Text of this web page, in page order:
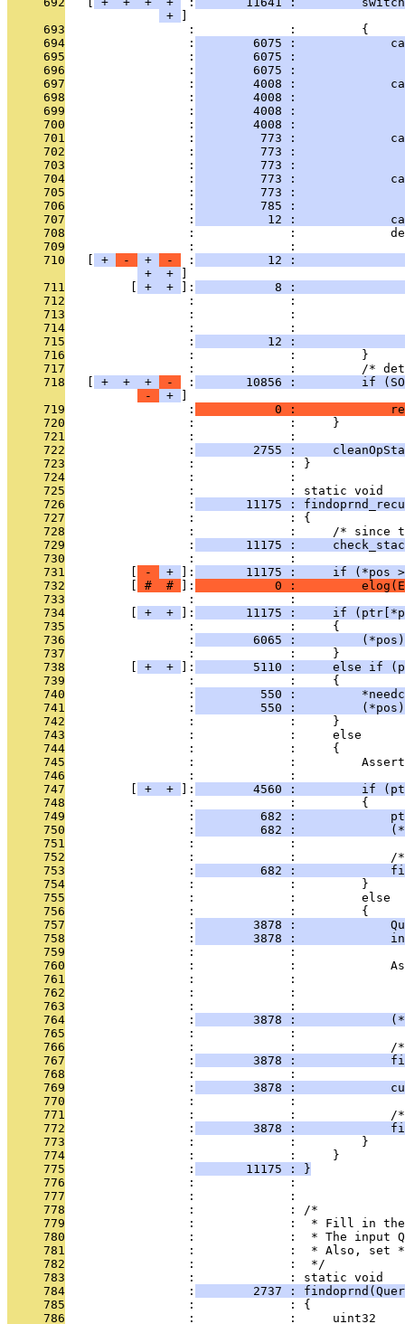
+
     693
                 :             :         {
     694
                 :
6075 :
     695
                 :
6075 :
     696
                 :
6075 :
     697
                 :
4008 :
     698
                 :
4008 :
     699
                 :
4008 :
     700
                 :
4008 :
     701
                 :
773 :
     702
                 :
773 :
     703
                 :
773 :
     704
                 :
773 :
     705
                 :
773 :
     706
                 :
785 :
     707
                 :
12 :
     708
:             :
     709
:             :
     710
+ - + - :
12 :
+
+
     711
+ + ]:
8 :
     712
:             :
     713
:             :
     714
:             :
     715
                 :
12 :
     716
                 :             :         }
     717
:             :         /*
     718
+ + + - :
10856 :         if
-
+
     719
                 :
0 :
     720
                 :             :     }
     721
                 :             :
     722
                 :
2755 :
     723
                 :             : }
     724
                 :             :
     725
                 :             : static void
     726
                 :
11175 :
     727
                 :             : {
     728
:             :     /* since
     729
                 :
11175 :
     730
                 :             :
     731
- + ]:
11175 :     if (*pos
     732
# # ]:
0 :
     733
                 :             :
     734
+ + ]:
11175 :     if
     735
                 :             :     {
     736
                 :
6065 :
     737
                 :             :     }
     738
+ + ]:
5110 :     else if
     739
                 :             :     {
     740
                 :
550 :
     741
                 :
550 :
     742
                 :             :     }
     743
                 :             :     else
     744
                 :             :     {
     745
:             :
     746
                 :             :
     747
+ + ]:
4560 :         if
     748
                 :             :         {
     749
                 :
682 :
     750
                 :
682 :
     751
                 :             :
     752
:             :             /
     753
                 :
682 :
     754
                 :             :         }
     755
                 :             :         else
     756
                 :             :         {
     757
                 :
3878 :
     758
                 :
3878 :
     759
                 :             :
     760
:             :
     761
:             :
     762
:             :
     763
                 :             :
     764
                 :
3878 :
     765
                 :             :
     766
:             :             /
     767
                 :
3878 :
     768
                 :             :
     769
                 :
3878 :
     770
                 :             :
     771
:             :             /
     772
                 :
3878 :
     773
                 :             :         }
     774
                 :             :     }
     775
                 :
       11175 : }
     776
                 :             :
     777
                 :             :
     778
                 :             : /*
     779
:             :  * Fill in
     780
:             :  * The input
     781
:             :  * Also, set
     782
                 :             :  */
     783
                 :             : static void
     784
                 :
2737 :
     785
                 :             : {
     786
:             :     uint32